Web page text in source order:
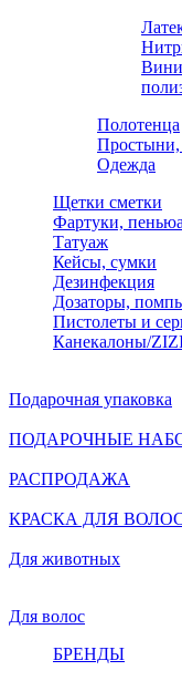
Полотенца
Одежда
Щетки сметки
Фартуки,
Татуаж
Кейсы, сумки
Дезинфекция
Дозаторы,
Пистолеты и
Канекалоны/
Подарочная упаковка
ПОДАРОЧНЫЕ
РАСПРОДАЖА
КРАСКА ДЛЯ
Для животных
Для волос
БРЕНДЫ